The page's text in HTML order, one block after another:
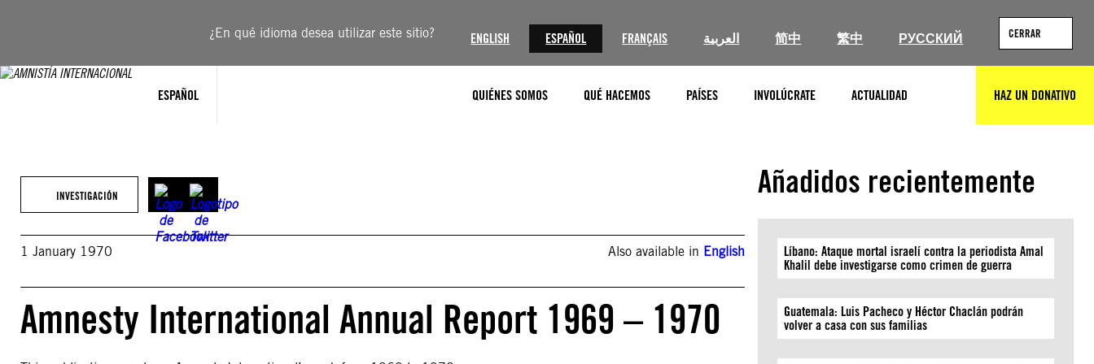
¿En qué idioma desea utilizar este sitio? ENGLISH ESPAÑOL FRANÇAIS العربية 简中 繁中 РУССКИЙ CERRAR
ESPAÑOL QUIÉNES SOMOS QUÉ HACEMOS PAÍSES INVOLÚCRATE ACTUALIDAD HAZ UN DONATIVO
INVESTIGACIÓN
1 January 1970 Also available in English
Amnesty International Annual Report 1969 – 1970
Añadidos recientemente
Líbano: Ataque mortal israelí contra la periodista Amal
Khalil debe investigarse como crimen de guerra
Guatemala: Luis Pacheco y Héctor Chaclán podrán
volver a casa con sus familias